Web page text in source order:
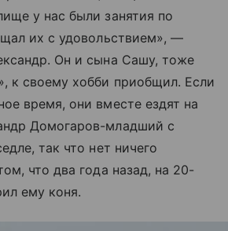
у нас были занятия по
их с удовольствием», —
Он и сына Сашу, тоже
к своему хобби приобщил. Если
время, они вместе ездят на
Домогаров-младший с
так что нет ничего
что два года назад, на 20-
ему коня.